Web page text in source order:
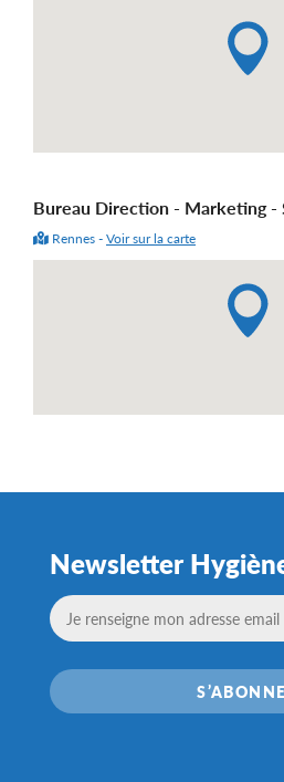
Bureau Direction - Marketing -
Rennes -Voir sur la carte
Newsletter